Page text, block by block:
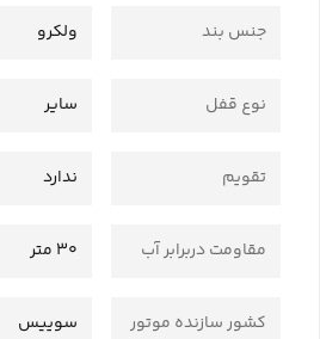
جنس بند ولکرو
نوع قفل سایر
تقویم ندارد
مقاومت دربرابر آب 30 متر
کشور سازنده موتور سوییس